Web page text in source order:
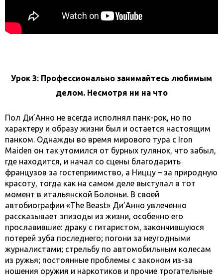
Урок 3: Профессионально занимайтесь любимым
делом. Несмотря ни на что
Пол Ди’Анно не всегда исполнял панк-рок, но по
характеру и образу жизни был и остается настоящим
панком. Однажды во время мирового тура с Iron
Maiden он так утомился от бурных гулянок, что забыл,
где находится, и начал со сцены благодарить
французов за гостеприимство, а Ниццу – за природную
красоту, тогда как на самом деле выступал в тот
момент в итальянской Болоньи. В своей
автобиографии «The Beast» Ди’Анно увлеченно
рассказывает эпизоды из жизни, особенно его
прославившие: драку с гитаристом, закончившуюся
потерей зуба последнего; погони за неугодными
журналистами; стрельбу по автомобильным колесам
из ружья; постоянные проблемы с законом из-за
ношения оружия и наркотиков и прочие трогательные